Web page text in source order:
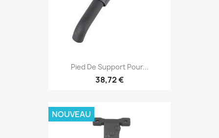
Pied De Support Pour...
38,72 €
NOUVEAU